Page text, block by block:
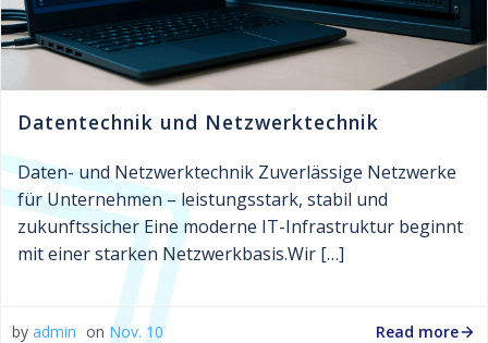
Datentechnik und Netzwerktechnik
Daten- und Netzwerktechnik Zuverlässige Netzwerke
für Unternehmen – leistungsstark, stabil und
zukunftssicher Eine moderne IT-Infrastruktur beginnt
mit einer starken Netzwerkbasis.Wir […]
by admin on Nov. 10 Read more